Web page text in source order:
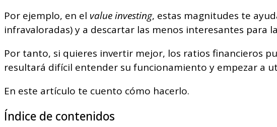
Por ejemplo, en el value investing, estas magnitudes te
infravaloradas) y a descartar las menos interesantes para
Por tanto, si quieres invertir mejor, los ratios financieros
resultará difícil entender su funcionamiento y empezar a
En este artículo te cuento cómo hacerlo.
Índice de contenidos